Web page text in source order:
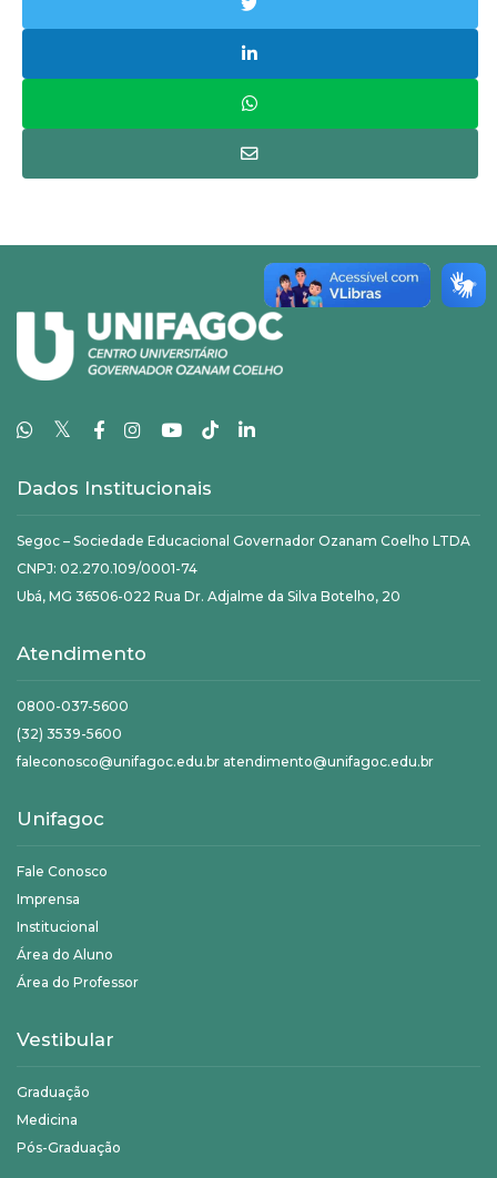
𝕏
Dados Institucionais
Segoc – Sociedade Educacional Governador Ozanam Coelho LTDA
CNPJ: 02.270.109/0001-74
Ubá, MG 36506-022 Rua Dr. Adjalme da Silva Botelho, 20
Atendimento
0800-037-5600
(32) 3539-5600
faleconosco@unifagoc.edu.br atendimento@unifagoc.edu.br
Unifagoc
Fale Conosco
Imprensa
Institucional
Área do Aluno
Área do Professor
Vestibular
Graduação
Medicina
Pós-Graduação